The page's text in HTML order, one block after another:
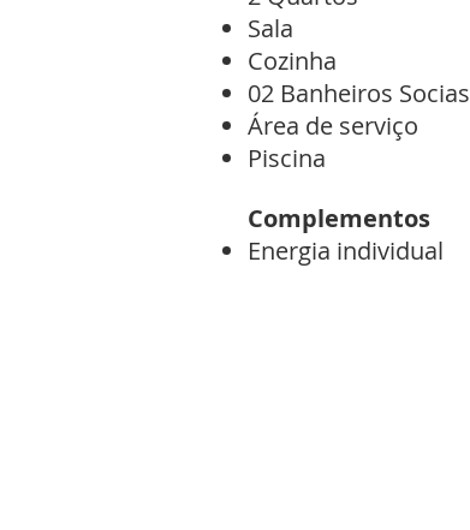
Sala
Cozinha
02 Banheiros Socias
Área de serviço
Piscina
Complementos
Energia individual